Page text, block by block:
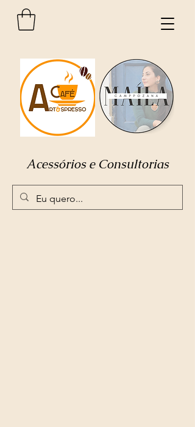
Acessórios e Consultorias